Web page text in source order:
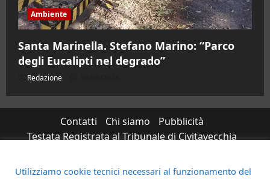
Ambiente
Santa Marinella. Stefano Marino: “Parco
degli Eucalipti nel degrado”
Redazione
Contatti Chi siamo
Pubblicità
Testata Registrata al Tribunale di Civitavecchia
Micaela Taroni
Utilizziamo cookie tecnici necessari al funzionamento del